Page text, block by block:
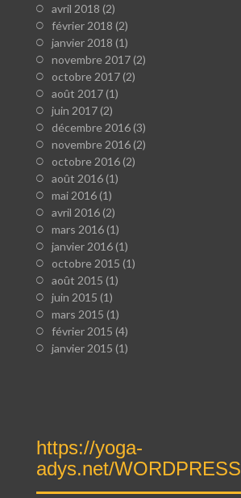
avril 2018 (2)
février 2018 (2)
janvier 2018 (1)
novembre 2017(2)
octobre 2017(2)
août 2017(1)
juin 2017(2)
décembre 2016(3)
novembre 2016(2)
octobre 2016(2)
août 2016(1)
mai 2016(1)
avril 2016(2)
mars 2016(1)
janvier 2016(1)
octobre 2015 (1)
août 2015 (1)
juin 2015 (1)
mars 2015 (1)
février 2015 (4)
janvier 2015 (1)
https://yoga-
adys.net/WORDPRESS